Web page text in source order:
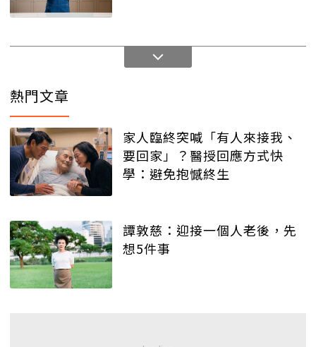
熱門文章
家人臨終突喊「有人來接我、
要回家」？醫授回應方式快
學：避免抱憾終生
譚敦慈：迎接一個人老後，先
想5件事